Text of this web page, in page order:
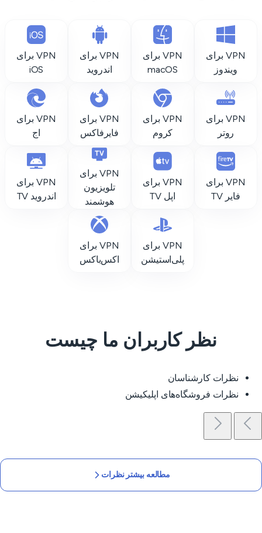
VPN برای
ویندوز
VPN برای
macOS
VPN برای
اندروید
VPN برای
iOS
VPN برای
روتر
VPN برای
کروم
VPN برای
فایرفاکس
VPN برای
اج
VPN برای
فایر TV
VPN برای
اپل TV
VPN برای
تلویزیون
هوشمند
VPN برای
اندروید TV
VPN برای
پلی‌استیشن
VPN برای
اکس‌باکس
نظر کاربران ما چیست
نظرات کارشناسان
نظرات فروشگاه‌های اپلیکیشن
مطالعه بیشتر نظرات